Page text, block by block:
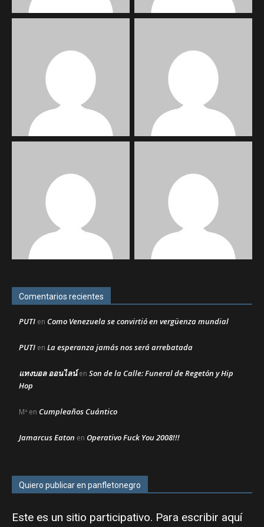
Comentarios recientes
PUTI en Como Venezuela se convirtió en vergüenza mundial
PUTI en La esperanza jamás nos será arrebatada
แทงบอล ออนไลน์en Son de la Calle: Funeral de Regetón y Hip
Hop
Mª en Cumpleaños Cuántico
Jamarcus Eaton en Operativo Fuck You 2008!!!
Quiero publicar en panfletonegro
Este es un sitio participativo. Para escribir aquí